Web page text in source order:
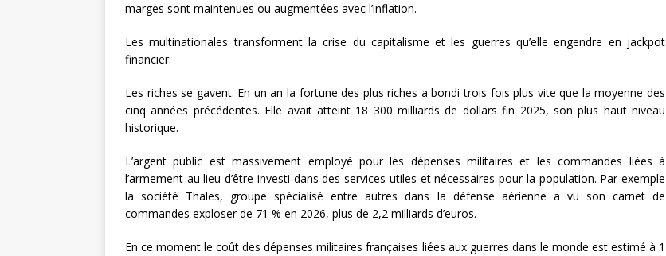
marges sont maintenues ou augmentées avec l’inflation.
Les multinationales transforment la crise du capitalisme et les guerres qu’elle engendre en jackpot
financier.
Les riches se gavent. En un an la fortune des plus riches a bondi trois fois plus vite que la moyenne des
cinq années précédentes. Elle avait atteint 18 300 milliards de dollars fin 2025, son plus haut niveau
historique.
L’argent public est massivement employé pour les dépenses militaires et les commandes liées à
l’armement au lieu d’être investi dans des services utiles et nécessaires pour la population. Par exemple
la société Thales, groupe spécialisé entre autres dans la défense aérienne a vu son carnet de
commandes exploser de 71 % en 2026, plus de 2,2 milliards d’euros.
En ce moment le coût des dépenses militaires françaises liées aux guerres dans le monde est estimé à 1